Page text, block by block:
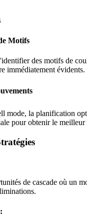
Motifs
des motifs de
immédiatement évidents.
mode, la planification
pour obtenir le meilleur
de cascade où un